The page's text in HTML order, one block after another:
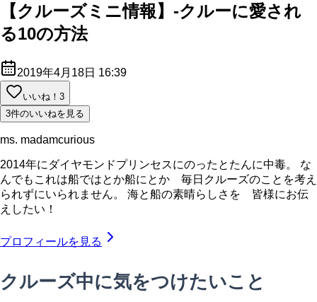
【クルーズミニ情報】-クルーに愛され
る10の方法
2019年4月18日 16:39
いいね！ 3
3件のいいねを見る
ms. madamcurious
2014年にダイヤモンドプリンセスにのったとたんに中毒。 な
んでもこれは船ではとか船にとか 毎日クルーズのことを考え
られずにいられません。 海と船の素晴らしさを 皆様にお伝
えしたい！
プロフィールを見る
クルーズ中に気をつけたいこと